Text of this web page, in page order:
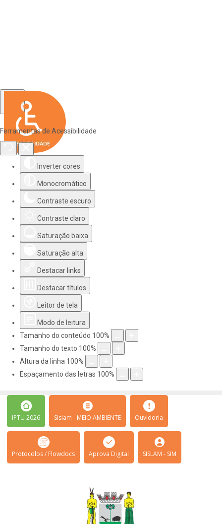
Ferramentas de Acessibilidade
Inverter cores
Monocromático
Contraste escuro
Contraste claro
Saturação baixa
Saturação alta
Destacar links
Destacar títulos
Leitor de tela
Modo de leitura
Tamanho do conteúdo 100%
Tamanho do texto 100%
Altura da linha 100%
Espaçamento das letras 100%
IPTU 2026 Sislam - MEIO AMBIENTE Ouvidoria
Protocolos / Flowdocs Aprova Digital SISLAM - SIM